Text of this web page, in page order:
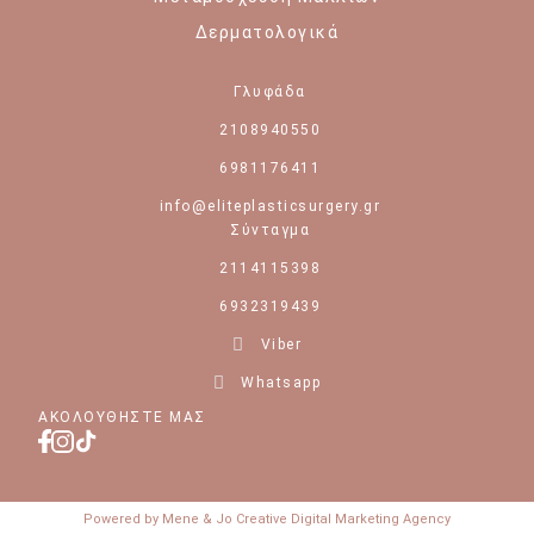
Δερματολογικά
Γλυφάδα
2108940550
6981176411
info@eliteplasticsurgery.gr
Σύνταγμα
2114115398
6932319439
Viber
Whatsapp
ΑΚΟΛΟΥΘΉΣΤΕ ΜΑΣ
Powered by Mene & Jo Creative Digital Marketing Agency